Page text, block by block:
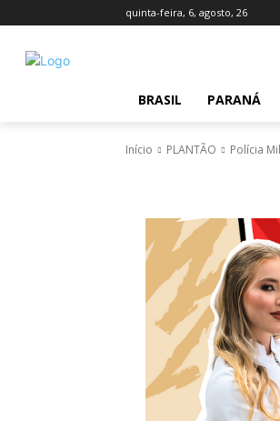
quinta-feira, 6, agosto, 26
BRASIL PARANÁ
Início PLANTÃO Polícia